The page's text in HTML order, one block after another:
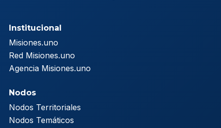
Institucional
Misiones.uno
Red Misiones.uno
Agencia Misiones.uno
Nodos
Nodos Territoriales
Nodos Temáticos